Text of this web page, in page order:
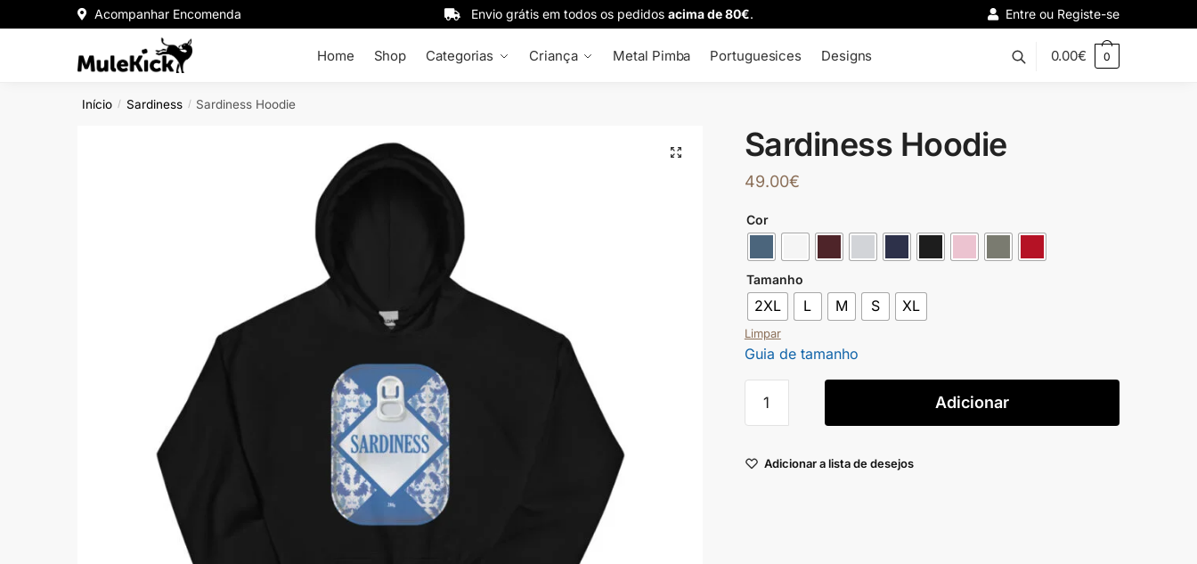
Acompanhar Encomenda Envio grátis em todos os pedidos acima de 80€. Entre ou Registe-se
Home Shop Categorias Criança Metal Pimba Portuguesices Designs 0.00€ 0
Início / Sardiness / Sardiness Hoodie
🔍 Sardiness Hoodie
49.00€
Cor
Tamanho
2XL L M S XL
Limpar
Guia de tamanho
Adicionar
Adicionar a lista de desejos